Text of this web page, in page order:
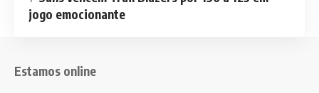
jogo emocionante
Estamos online